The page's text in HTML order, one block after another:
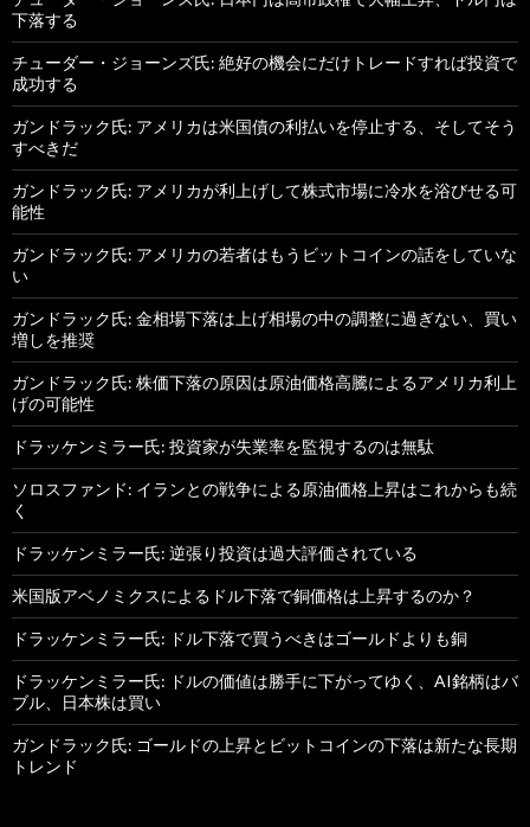
下落する
チューダー・ジョーンズ氏: 絶好の機会にだけトレードすれば投資で
成功する
ガンドラック氏: アメリカは米国債の利払いを停止する、そしてそう
すべきだ
ガンドラック氏: アメリカが利上げして株式市場に冷水を浴びせる可
能性
ガンドラック氏: アメリカの若者はもうビットコインの話をしていな
い
ガンドラック氏: 金相場下落は上げ相場の中の調整に過ぎない、買い
増しを推奨
ガンドラック氏: 株価下落の原因は原油価格高騰によるアメリカ利上
げの可能性
ドラッケンミラー氏: 投資家が失業率を監視するのは無駄
ソロスファンド: イランとの戦争による原油価格上昇はこれからも続
く
ドラッケンミラー氏: 逆張り投資は過大評価されている
米国版アベノミクスによるドル下落で銅価格は上昇するのか？
ドラッケンミラー氏: ドル下落で買うべきはゴールドよりも銅
ドラッケンミラー氏: ドルの価値は勝手に下がってゆく、AI銘柄はバ
ブル、日本株は買い
ガンドラック氏: ゴールドの上昇とビットコインの下落は新たな長期
トレンド